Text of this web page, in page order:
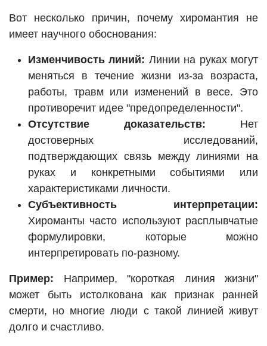
Вот несколько причин, почему хиромантия не
имеет научного обоснования:
Изменчивость линий: Линии на руках могут
меняться в течение жизни из-за возраста,
работы, травм или изменений в весе. Это
противоречит идее "предопределенности".
Отсутствие доказательств: Нет
достоверных исследований,
подтверждающих связь между линиями на
руках и конкретными событиями или
характеристиками личности.
Субъективность интерпретации:
Хироманты часто используют расплывчатые
формулировки, которые можно
интерпретировать по-разному.
Пример: Например, "короткая линия жизни"
может быть истолкована как признак ранней
смерти, но многие люди с такой линией живут
долго и счастливо.